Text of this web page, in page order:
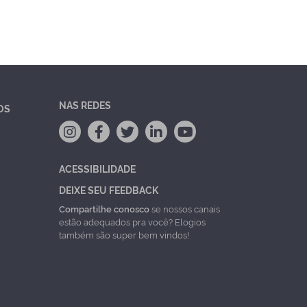
NAS REDES
ACESSIBILIDADE
DEIXE SEU FEEDBACK
Compartilhe conoscose nossos canais
estão adequados pra você? Elogios
também são super bem vindos!